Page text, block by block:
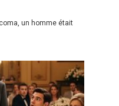
un homme était